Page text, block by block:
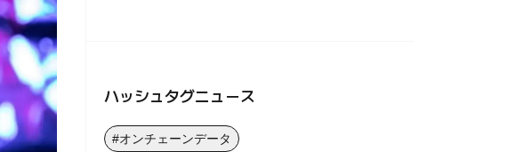
ハッシュタグニュース
#オンチェーンデータ